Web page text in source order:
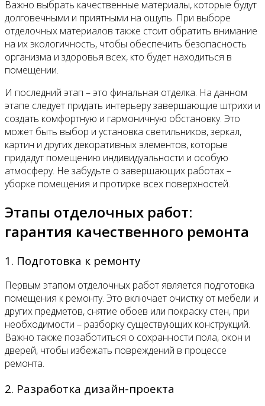
Важно выбрать качественные материалы, которые будут
долговечными и приятными на ощупь. При выборе
отделочных материалов также стоит обратить внимание
на их экологичность, чтобы обеспечить безопасность
организма и здоровья всех, кто будет находиться в
помещении.
И последний этап – это финальная отделка. На данном
этапе следует придать интерьеру завершающие штрихи и
создать комфортную и гармоничную обстановку. Это
может быть выбор и установка светильников, зеркал,
картин и других декоративных элементов, которые
придадут помещению индивидуальности и особую
атмосферу. Не забудьте о завершающих работах –
уборке помещения и протирке всех поверхностей.
Этапы отделочных работ:
гарантия качественного ремонта
1. Подготовка к ремонту
Первым этапом отделочных работ является подготовка
помещения к ремонту. Это включает очистку от мебели и
других предметов, снятие обоев или покраску стен, при
необходимости – разборку существующих конструкций.
Важно также позаботиться о сохранности пола, окон и
дверей, чтобы избежать повреждений в процессе
ремонта.
2. Разработка дизайн-проекта